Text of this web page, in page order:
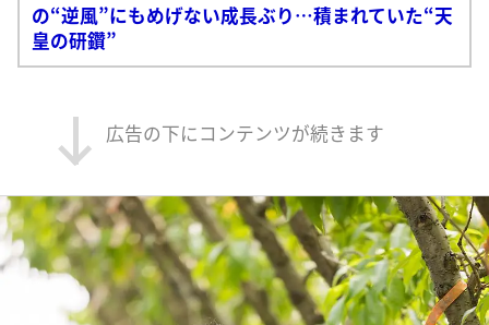
の“逆風”にもめげない成長ぶり…積まれていた“天
皇の研鑽”
広告の下にコンテンツが続きます